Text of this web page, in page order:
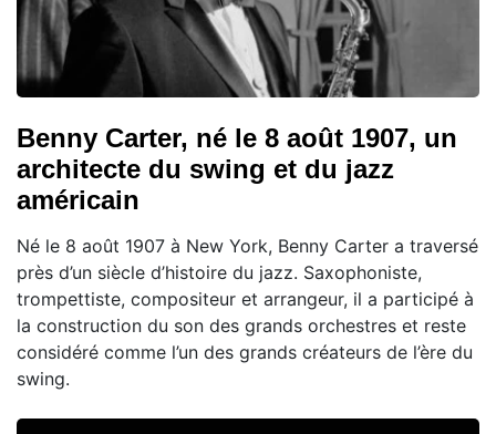
Benny Carter, né le 8 août 1907, un
architecte du swing et du jazz
américain
Né le 8 août 1907 à New York, Benny Carter a traversé
près d’un siècle d’histoire du jazz. Saxophoniste,
trompettiste, compositeur et arrangeur, il a participé à
la construction du son des grands orchestres et reste
considéré comme l’un des grands créateurs de l’ère du
swing.